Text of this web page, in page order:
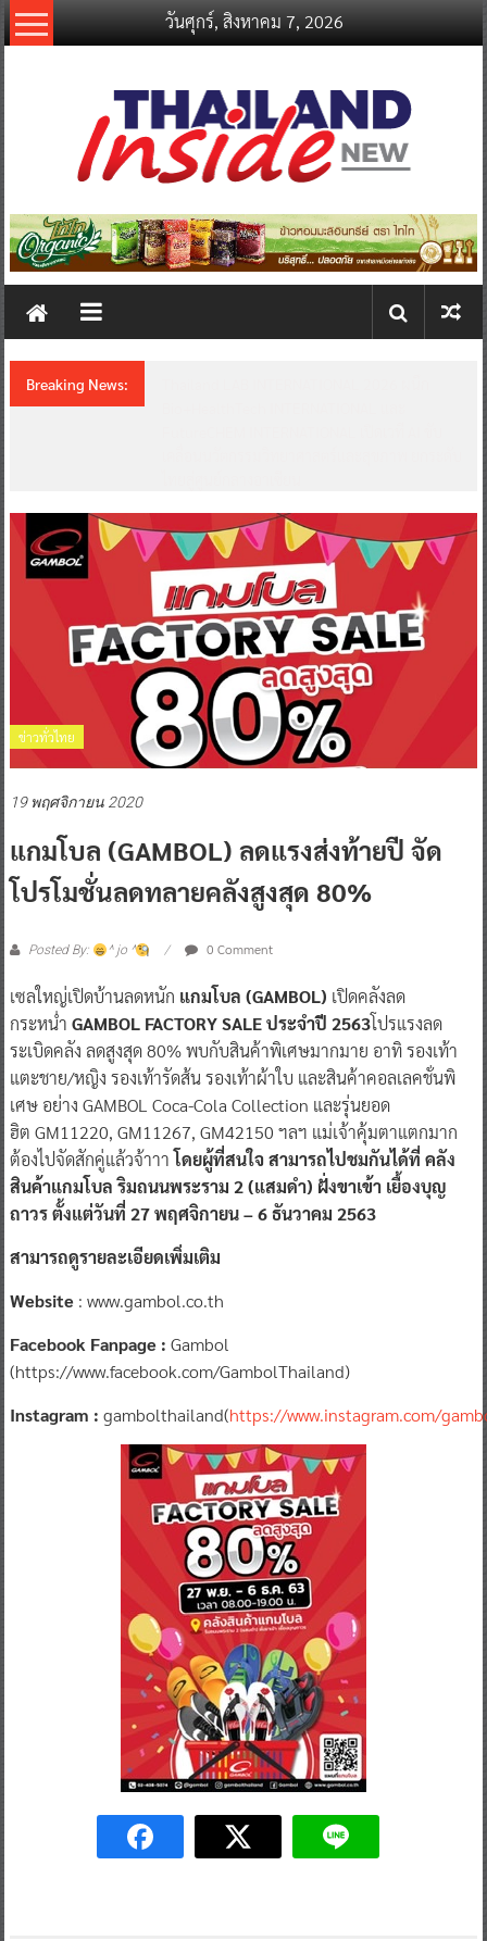
Skip
to
วันศุกร์, สิงหาคม 7, 2026
thailandinsidenew.com
Thailand
New
Breaking News:
ข่าวทั่วไทย
19 พฤศจิกายน 2020
แกมโบล (GAMBOL) ลดแรงส่งท้ายปี จัด
โปรโมชั่นลดทลายคลังสูงสุด 80%
Posted By: ^ jo ^ 0 Comment
​เซลใหญ่เปิดบ้านลดหนัก แกมโบล (GAMBOL) เปิดคลังลด
กระหน่ำ GAMBOL FACTORY SALEประจำปี 2563โปรแรงลด
ระเบิดคลัง ลดสูงสุด 80% พบกับสินค้าพิเศษมากมาย อาทิ รองเท้า
แตะชาย/หญิง รองเท้ารัดส้น รองเท้าผ้าใบ และสินค้าคอลเลคชั่นพิ
เศษ อย่าง GAMBOL Coca-Cola Collection และรุ่นยอด
ฮิต GM11220, GM11267, GM42150 ฯลฯ แม่เจ้าคุ้มตาแตกมาก
ต้องไปจัดสักคู่แล้วจ้าาา โดยผู้ที่สนใจ สามารถไปชมกันได้ที่ คลัง
สินค้าแกมโบล ริมถนนพระราม 2(แสมดำ) ฝั่งขาเข้า เยื้องบุญ
ถาวรตั้งแต่วันที่ 27พฤศจิกายน– 6ธันวาคม 2563
สามารถดูรายละเอียดเพิ่มเติม
Website: www.gambol.co.th
Facebook Fanpage: Gambol
(https://www.facebook.com/GambolThailand)
Instagram : gambolthailand(https://www.instagram.com/